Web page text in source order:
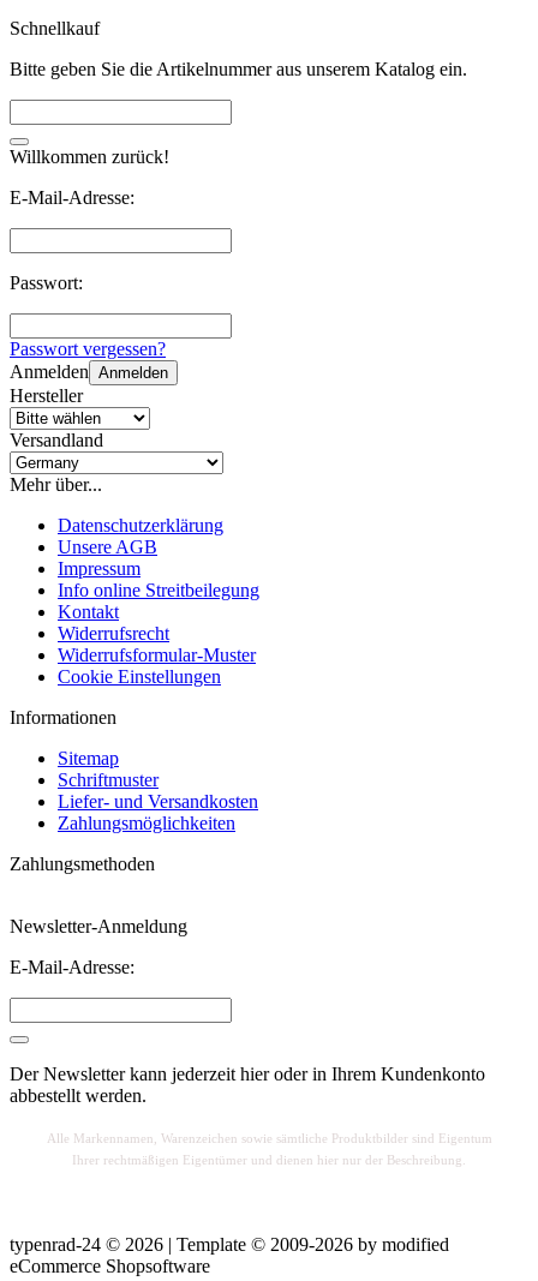
Schnellkauf
Bitte geben Sie die Artikelnummer aus unserem Katalog ein.
Willkommen zurück!
E-Mail-Adresse:
Passwort:
Passwort vergessen?
Anmelden Anmelden
Hersteller
Versandland
Mehr über...
Datenschutzerklärung
Unsere AGB
Impressum
Info online Streitbeilegung
Kontakt
Widerrufsrecht
Widerrufsformular-Muster
Cookie Einstellungen
Informationen
Sitemap
Schriftmuster
Liefer- und Versandkosten
Zahlungsmöglichkeiten
Zahlungsmethoden
Newsletter-Anmeldung
E-Mail-Adresse:
Der Newsletter kann jederzeit hier oder in Ihrem Kundenkonto
abbestellt werden.
Alle Markennamen, Warenzeichen sowie sämtliche Produktbilder sind Eigentum
Ihrer rechtmäßigen Eigentümer und dienen hier nur der Beschreibung.
typenrad-24 © 2026 | Template © 2009-2026 by modified
eCommerce Shopsoftware